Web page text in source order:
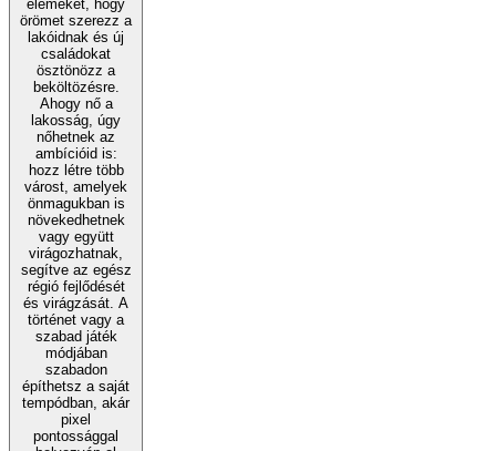
elemeket, hogy
örömet szerezz a
lakóidnak és új
családokat
ösztönözz a
beköltözésre.
Ahogy nő a
lakosság, úgy
nőhetnek az
ambícióid is:
hozz létre több
várost, amelyek
önmagukban is
növekedhetnek
vagy együtt
virágozhatnak,
segítve az egész
régió fejlődését
és virágzását. A
történet vagy a
szabad játék
módjában
szabadon
építhetsz a saját
tempódban, akár
pixel
pontossággal